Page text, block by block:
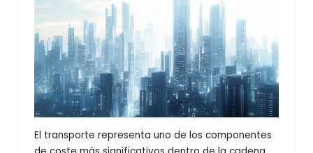
El transporte representa uno de los componentes